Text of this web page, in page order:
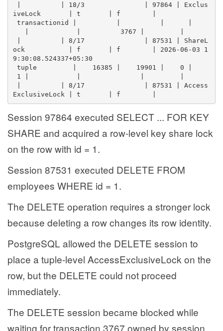
|          | 18/3               | 97864 | Exclus
iveLock       | t       | f        |
transactionid |          |          |      |
|            |          3767 |         |
|          | 8/17               | 87531 | ShareL
ock           | f       | f        | 2026-06-03 1
9:30:08.524337+05:30
tuple         |    16385 |    19901 |    0 |
1 |            |               |         |
|          | 8/17               | 87531 | Access
ExclusiveLock | t       | f        |
Session 97864 executed SELECT ... FOR KEY
SHARE and acquired a row-level key share lock
on the row with id = 1.
Session 87531 executed DELETE FROM
employees WHERE id = 1.
The DELETE operation requires a stronger lock
because deleting a row changes its row identity.
PostgreSQL allowed the DELETE session to
place a tuple-level AccessExclusiveLock on the
row, but the DELETE could not proceed
immediately.
The DELETE session became blocked while
waiting for transaction 3767 owned by session